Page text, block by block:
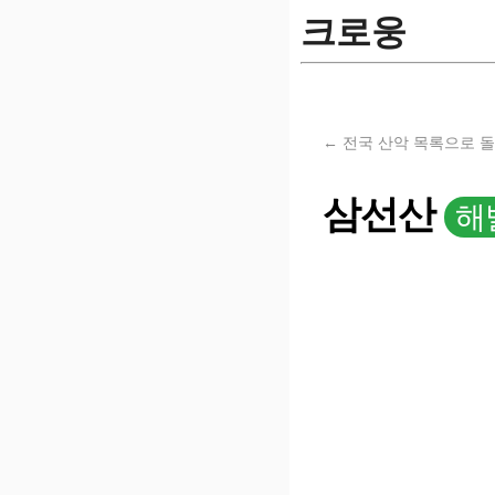
크로웅
← 전국 산악 목록으로
삼선산 해